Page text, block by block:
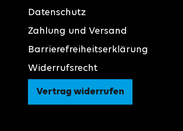
Datenschutz
Zahlung und Versand
Barrierefreiheitserklärung
Widerrufsrecht
Vertrag widerrufen